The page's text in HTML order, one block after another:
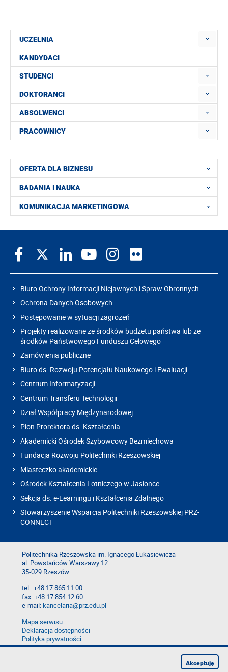
UCZELNIA
KANDYDACI
STUDENCI
DOKTORANCI
ABSOLWENCI
PRACOWNICY
OFERTA DLA BIZNESU
BADANIA I NAUKA
KOMUNIKACJA MARKETINGOWA
Biuro Ochrony Informacji Niejawnych i Spraw Obronnych
Ochrona Danych Osobowych
Postępowanie w sytuacji zagrożeń
Projekty realizowane ze środków budżetu państwa lub ze
środków Państwowego Funduszu Celowego
Zamówienia publiczne
Biuro ds. Rozwoju Potencjału Naukowego i Ewaluacji
Centrum Informatyzacji
Centrum Transferu Technologii
Dział Współpracy Międzynarodowej
Pion Prorektora ds. Kształcenia
Akademicki Ośrodek Szybowcowy Bezmiechowa
Fundacja Rozwoju Politechniki Rzeszowskiej
Miasteczko akademickie
Ośrodek Kształcenia Lotniczego w Jasionce
Sekcja ds. e-Learningu i Kształcenia Zdalnego
Stowarzyszenie Wsparcia Politechniki Rzeszowskiej PRZ-
CONNECT
Politechnika Rzeszowska im. Ignacego Łukasiewicza
al. Powstańców Warszawy 12
35-029 Rzeszów
tel.: +48 17 865 11 00
fax: +48 17 854 12 60
e-mail:kancelaria@prz.edu.pl
Mapa serwisu
Deklaracja dostępności
Polityka prywatności
Zgłoś błąd na stronie
Akceptuję